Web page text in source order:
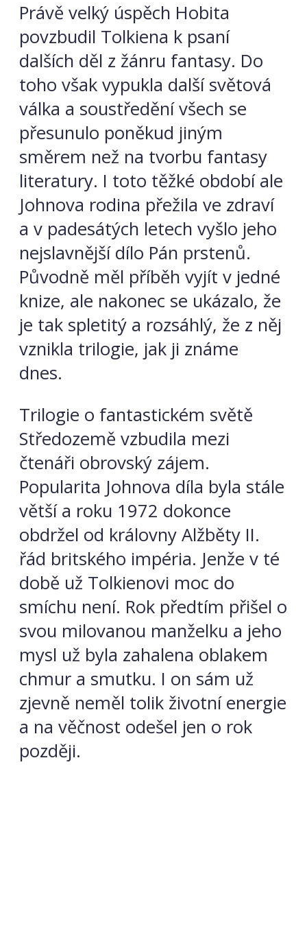
Právě velký úspěch Hobita
povzbudil Tolkiena k psaní
dalších děl z žánru fantasy. Do
toho však vypukla další světová
válka a soustředění všech se
přesunulo poněkud jiným
směrem než na tvorbu fantasy
literatury. I toto těžké období ale
Johnova rodina přežila ve zdraví
a v padesátých letech vyšlo jeho
nejslavnější dílo Pán prstenů.
Původně měl příběh vyjít v jedné
knize, ale nakonec se ukázalo, že
je tak spletitý a rozsáhlý, že z něj
vznikla trilogie, jak ji známe
dnes.
Trilogie o fantastickém světě
Středozemě vzbudila mezi
čtenáři obrovský zájem.
Popularita Johnova díla byla stále
větší a roku 1972 dokonce
obdržel od královny Alžběty II.
řád britského impéria. Jenže v té
době už Tolkienovi moc do
smíchu není. Rok předtím přišel o
svou milovanou manželku a jeho
mysl už byla zahalena oblakem
chmur a smutku. I on sám už
zjevně neměl tolik životní energie
a na věčnost odešel jen o rok
později.